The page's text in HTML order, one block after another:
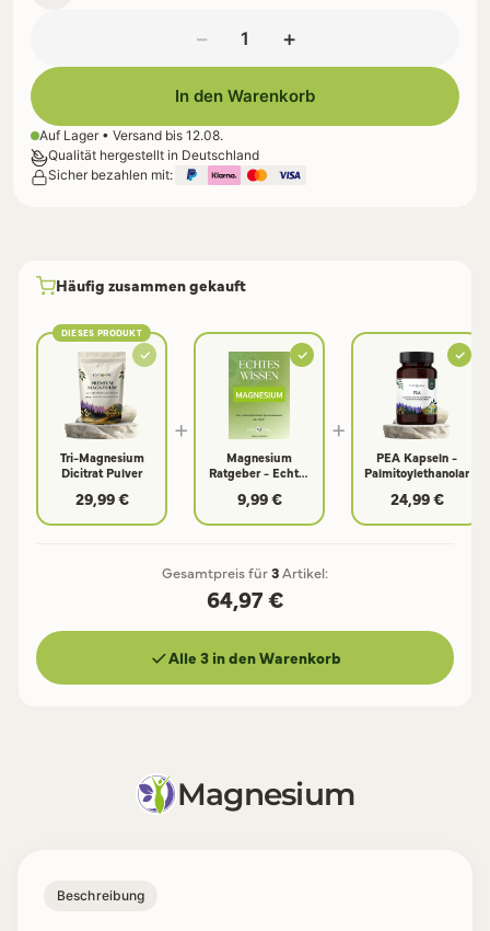
− +
In den Warenkorb
Auf Lager • Versand bis 12.08.
Qualität hergestellt in Deutschland
Sicher bezahlen mit:
Häufig zusammen gekauft
DIESES PRODUKT
Tri-Magnesium
Dicitrat Pulver
29,99 €
+
Magnesium
Ratgeber - Echtes
9,99 €
+
PEA Kapseln -
Palmitoylethanolamid
24,99 €
Gesamtpreis für3Artikel:
64,97 €
Alle 3 in den Warenkorb
Magnesium
Beschreibung